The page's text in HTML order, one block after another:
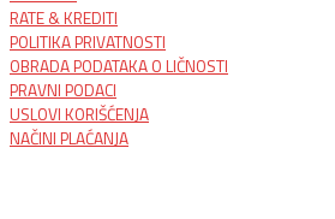
RATE & KREDITI
POLITIKA PRIVATNOSTI
OBRADA PODATAKA O LIČNOSTI
PRAVNI PODACI
USLOVI KORIŠĆENJA
NAČINI PLAĆANJA